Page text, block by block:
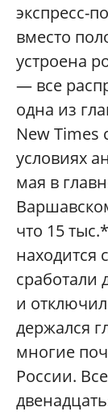
экспресс-
вместо
устроена
— все
одна из
New Times
условиях
мая в
что 15
находится
сработали
и
держался
многие
России.